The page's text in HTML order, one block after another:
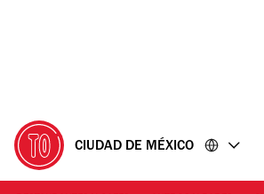
CIUDAD DE MÉXICO